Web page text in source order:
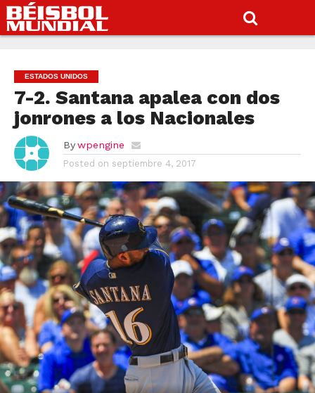
ESTADOS UNIDOS
7-2. Santana apalea con dos
jonrones a los Nacionales
By wpengine
Posted on septiembre 4, 2017